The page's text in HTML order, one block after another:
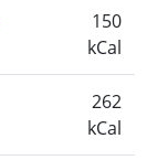
150
kCal
262
kCal